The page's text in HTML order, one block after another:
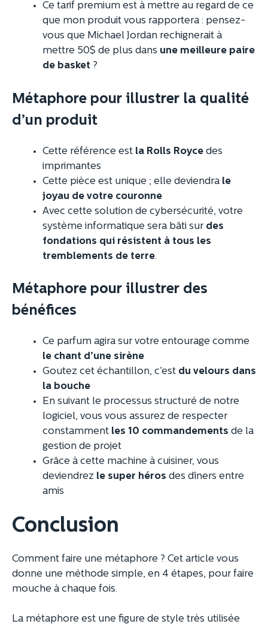
Ce tarif premium est à mettre au regard de ce
que mon produit vous rapportera : pensez-
vous que Michael Jordan rechignerait à
mettre 50$ de plus dans une meilleure paire
de basket ?
Métaphore pour illustrer la qualité
d’un produit
Cette référence est la Rolls Royce des
imprimantes
Cette pièce est unique ; elle deviendra le
joyau de votre couronne
Avec cette solution de cybersécurité, votre
système informatique sera bâti sur des
fondations qui résistent à tous les
tremblements de terre.
Métaphore pour illustrer des
bénéfices
Ce parfum agira sur votre entourage comme
le chant d’une sirène
Goutez cet échantillon, c’est du velours dans
la bouche
En suivant le processus structuré de notre
logiciel, vous vous assurez de respecter
constamment les 10 commandements de la
gestion de projet
Grâce à cette machine à cuisiner, vous
deviendrez le super héros des dîners entre
amis
Conclusion
Comment faire une métaphore ? Cet article vous
donne une méthode simple, en 4 étapes, pour faire
mouche à chaque fois.
La métaphore est une figure de style très utilisée